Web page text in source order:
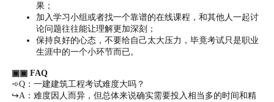
果；
加入学习小组或者找一个靠谱的在线课程，和其他人一起讨
论问题往往能让理解更加深刻；
保持良好的心态，不要给自己太大压力，毕竟考试只是职业
生涯中的一个小环节而已。
▣▣ FAQ
➾Q：一建建筑工程考试难度大吗？
↪A：难度因人而异，但总体来说确实需要投入相当多的时间和精